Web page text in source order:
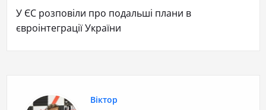
У ЄС розповіли про подальші плани в
євроінтеграції України
Віктор